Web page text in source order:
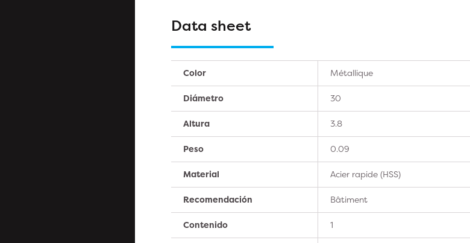
Data sheet
Color Métallique
Diámetro 30
Altura 3.8
Peso 0.09
Material Acier rapide (HSS)
Recomendación Bâtiment
Contenido 1